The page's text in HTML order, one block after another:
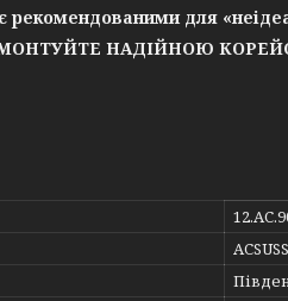
рекомендованими для
РЕМОНТУЙТЕ НАДІЙНОЮ
ACSUSS